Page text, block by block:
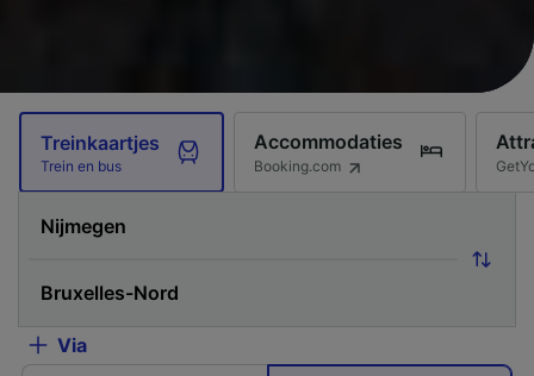
Treinkaartjes
Trein en bus
Accommodaties
Booking.com
Via